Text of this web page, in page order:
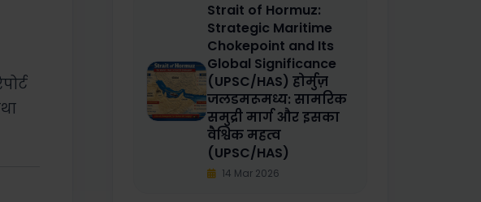
5. Way Forward | आगे की राह
English
हिन्दी
UPSC/HAS Prelims Facts
Strait of Hormuz:
Strategic Maritime
Chokepoint and Its
Global Significance
(UPSC/HAS) होर्मुज़
जलडमरूमध्य: सामरिक
समुद्री मार्ग और इसका
वैश्विक महत्व
(UPSC/HAS)
14 Mar 2026